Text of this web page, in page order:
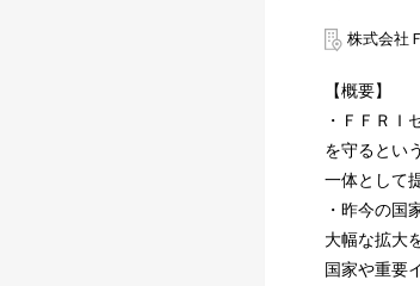
株式会社
【概要】
・ＦＦＲＩ
を守るとい
一体として
・昨今の国
大幅な拡大
国家や重要